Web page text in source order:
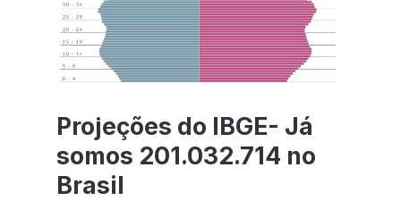
Projeções do IBGE- Já
somos 201.032.714 no
Brasil